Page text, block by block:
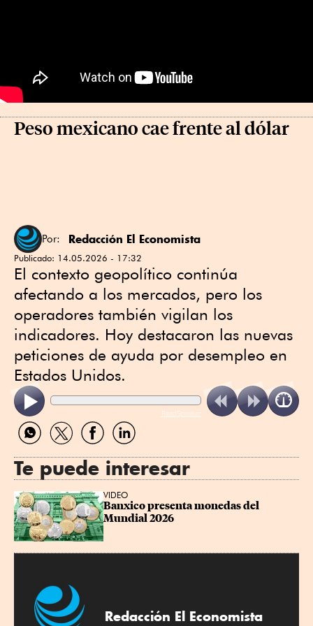
Peso mexicano cae frente al dólar
Por: Redacción El Economista
Publicado: 14.05.2026 - 17:32
El contexto geopolítico continúa
afectando a los mercados, pero los
operadores también vigilan los
indicadores. Hoy destacaron las nuevas
peticiones de ayuda por desempleo en
Estados Unidos.
ReadSpeaker
Compartir
por
Compartir
por
Compartir
por
Compartir
por
Te puede interesar
VIDEO
Banxico presenta monedas del
Mundial 2026
Redacción El Economista